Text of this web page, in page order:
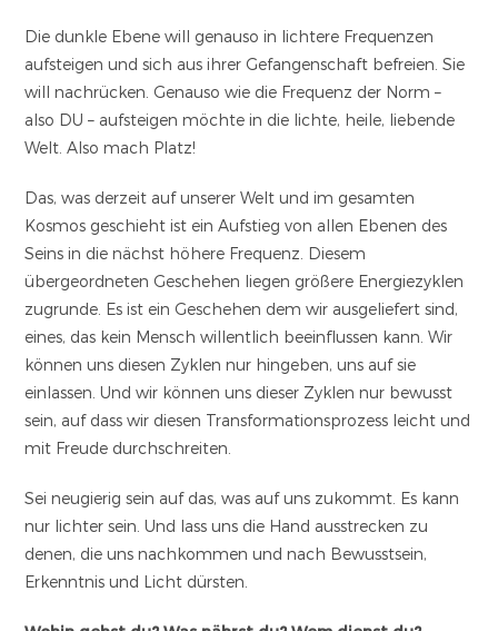
Die dunkle Ebene will genauso in lichtere Frequenzen
aufsteigen und sich aus ihrer Gefangenschaft befreien. Sie
will nachrücken. Genauso wie die Frequenz der Norm –
also DU – aufsteigen möchte in die lichte, heile, liebende
Welt. Also mach Platz!
Das, was derzeit auf unserer Welt und im gesamten
Kosmos geschieht ist ein Aufstieg von allen Ebenen des
Seins in die nächst höhere Frequenz. Diesem
übergeordneten Geschehen liegen größere Energiezyklen
zugrunde. Es ist ein Geschehen dem wir ausgeliefert sind,
eines, das kein Mensch willentlich beeinflussen kann. Wir
können uns diesen Zyklen nur hingeben, uns auf sie
einlassen. Und wir können uns dieser Zyklen nur bewusst
sein, auf dass wir diesen Transformationsprozess leicht und
mit Freude durchschreiten.
Sei neugierig sein auf das, was auf uns zukommt. Es kann
nur lichter sein. Und lass uns die Hand ausstrecken zu
denen, die uns nachkommen und nach Bewusstsein,
Erkenntnis und Licht dürsten.